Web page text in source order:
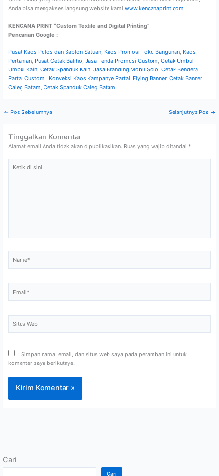
Cari
Cari
Anda bisa mengakses langsung website kami www.kencanaprint.com
KENCANA PRINT “Custom Textile and Digital Printing”
Pencarian Google :
Pusat Kaos Polos dan Sablon Satuan, Kaos Promosi Toko Bangunan, Kaos
Pertanian, Pusat Cetak Baliho, Jasa Tenda Promosi Custom, Cetak Umbul-
Umbul Kain, Cetak Spanduk Kain, Jasa Branding Mobil Solo, Cetak Bendera
Partai Custom, ,Konveksi Kaos Kampanye Partai, Flying Banner, Cetak Banner
Caleg Batam, Cetak Spanduk Caleg Batam
← Pos Sebelumnya Selanjutnya Pos →
Tinggalkan Komentar
Alamat email Anda tidak akan dipublikasikan. Ruas yang wajib ditandai *
Web
Simpan nama, email, dan situs web saya pada peramban ini untuk
komentar saya berikutnya.